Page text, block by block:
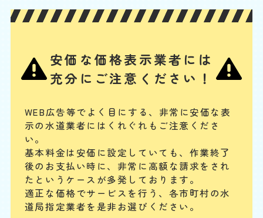
基本料
3,000 W
定
割
引
作業費
3,300
部品代
0
ノズルや内部のバルブユニットの汚れ・劣化、給水ホースの緩みや劣
化、給水フィルターのつまり、水抜き栓の劣化などが、主な水漏れの原
配管やパイプから水漏れ
基本料
3,000 円 W
EB
限
定
割
引
作業費
3,850 円
部品代
0
合計 3,850
配管継ぎ目のナット緩みや配管内パッキンの劣化などが原因の場合が多
いです。パイプの破損や分かりにくい細かなひび割れの場合もあります
安価な価格表示業者には
充分にご注意ください！
WEB広告等でよく目にする、非常に安価な表
示の水道業者にはくれぐれもご注意くださ
い。
基本料金は安価に設定していても、作業終了
後のお支払い時に、 非常に高額な請求をされ
たというケースが多発しております。
適正な価格でサービスを行う、各市町村の水
道局指定業者を是非お選びください。